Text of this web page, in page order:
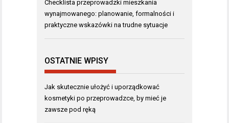
Checklista przeprowadzki mieszkania
wynajmowanego: planowanie, formalności i
praktyczne wskazówki na trudne sytuacje
OSTATNIE WPISY
Jak skutecznie ułożyć i uporządkować
kosmetyki po przeprowadzce, by mieć je
zawsze pod ręką